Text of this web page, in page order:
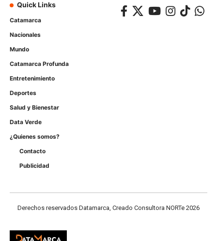
Quick Links
Catamarca
Nacionales
Mundo
Catamarca Profunda
Entretenimiento
Deportes
Salud y Bienestar
Data Verde
¿Quienes somos?
Contacto
Publicidad
Derechos reservados Datamarca, Creado Consultora NORTe 2026